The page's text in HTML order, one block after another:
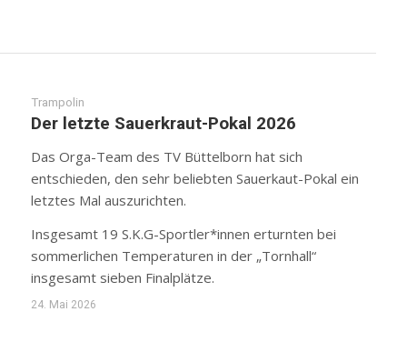
Trampolin
Der letzte Sauerkraut-Pokal 2026
Das Orga-Team des TV Büttelborn hat sich
entschieden, den sehr beliebten Sauerkaut-Pokal ein
letztes Mal auszurichten.
Insgesamt 19 S.K.G-Sportler*innen erturnten bei
sommerlichen Temperaturen in der „Tornhall“
insgesamt sieben Finalplätze.
24. Mai 2026